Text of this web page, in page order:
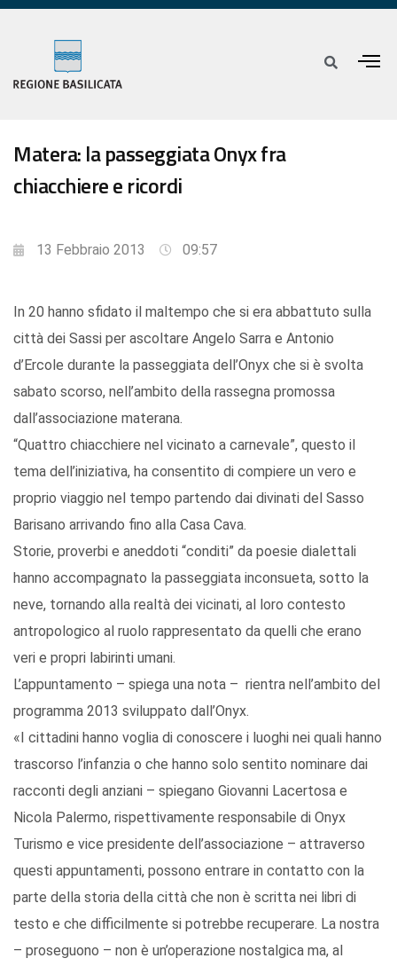
Matera: la passeggiata Onyx fra
chiacchiere e ricordi
13 Febbraio 2013 09:57
In 20 hanno sfidato il maltempo che si era abbattuto sulla
città dei Sassi per ascoltare Angelo Sarra e Antonio
d’Ercole durante la passeggiata dell’Onyx che si è svolta
sabato scorso, nell’ambito della rassegna promossa
dall’associazione materana.
“Quattro chiacchiere nel vicinato a carnevale”, questo il
tema dell’iniziativa, ha consentito di compiere un vero e
proprio viaggio nel tempo partendo dai divinati del Sasso
Barisano arrivando fino alla Casa Cava.
Storie, proverbi e aneddoti “conditi” da poesie dialettali
hanno accompagnato la passeggiata inconsueta, sotto la
neve, tornando alla realtà dei vicinati, al loro contesto
antropologico al ruolo rappresentato da quelli che erano
veri e propri labirinti umani.
L’appuntamento – spiega una nota – rientra nell’ambito del
programma 2013 sviluppato dall’Onyx.
«I cittadini hanno voglia di conoscere i luoghi nei quali hanno
trascorso l’infanzia o che hanno solo sentito nominare dai
racconti degli anziani – spiegano Giovanni Lacertosa e
Nicola Palermo, rispettivamente responsabile di Onyx
Turismo e vice presidente dell’associazione – attraverso
questi appuntamenti, possono entrare in contatto con la
parte della storia della città che non è scritta nei libri di
testo e che difficilmente si potrebbe recuperare. La nostra
– proseguono – non è un’operazione nostalgica ma, al